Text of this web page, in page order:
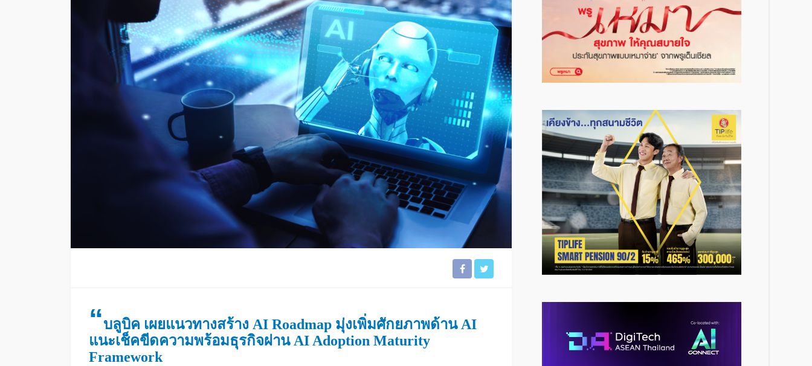
“บลูบิค เผยแนวทางสร้าง AI Roadmap มุ่งเพิ่มศักยภาพด้าน AI
แนะเช็คขีดความพร้อมธุรกิจผ่านAI Adoption Maturity
Framework